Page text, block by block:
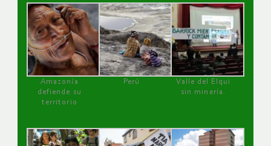
Amazonía
defiende su
territorio
Perú
Valle del Elqui
sin minería.